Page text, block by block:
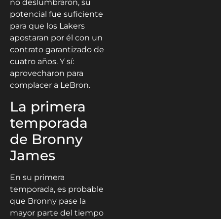
no deslumbraron, su
potencial fue suficiente
para que los Lakers
apostaran por él con un
contrato garantizado de
cuatro años. Y sí:
aprovecharon para
complacer a LeBron.
La primera
temporada
de Bronny
James
En su primera
temporada, es probable
que Bronny pase la
mayor parte del tiempo